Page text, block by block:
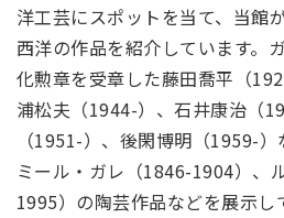
洋工芸にスポットを当て、当館
西洋の作品を紹介しています。
化勲章を受章した藤田喬平（
浦松夫（1944-）、石井康治（
（1951-）、後閑博明（1959-
ミール・ガレ（1846-1904）、
1995）の陶芸作品などを展示し